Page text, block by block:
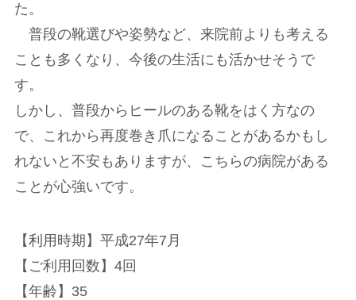
た。
普段の靴選びや姿勢など、来院前よりも考える
ことも多くなり、今後の生活にも活かせそうで
す。
しかし、普段からヒールのある靴をはく方なの
で、これから再度巻き爪になることがあるかもし
れないと不安もありますが、こちらの病院がある
ことが心強いです。
【利用時期】平成27年7月
【ご利用回数】4回
【年齢】35